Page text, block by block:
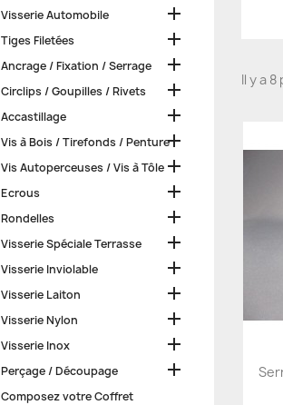
Visserie Automobile 
Tiges Filetées 
Ancrage / Fixation / Serrage 
Circlips / Goupilles / Rivets 
Accastillage 
Vis à Bois / Tirefonds / Penture
Vis Autoperceuses / Vis à Tôle
Ecrous 
Rondelles 
Visserie Spéciale Terrasse 
Visserie Inviolable 
Visserie Laiton 
Visserie Nylon 
Visserie Inox 
Perçage / Découpage 
Composez votre Coffret
Il y a